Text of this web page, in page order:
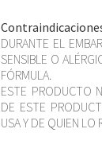
DURANTE EL
SENSIBLE O
FÓRMULA.
ESTE PRODUCTO
DE ESTE
USA Y DE QUIEN LO